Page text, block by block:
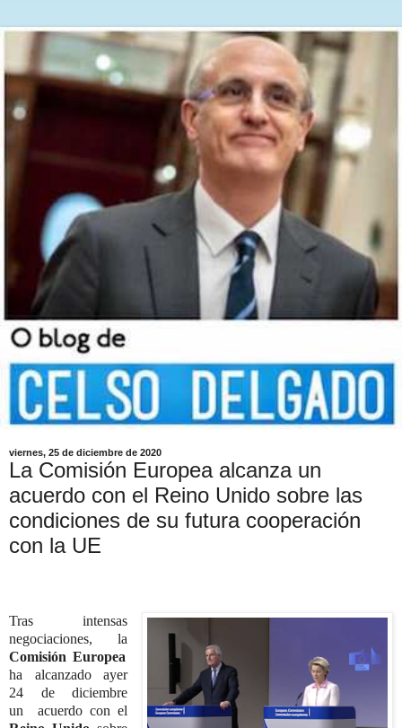
viernes, 25 de diciembre de 2020
La Comisión Europea alcanza un
acuerdo con el Reino Unido sobre las
condiciones de su futura cooperación
con la UE
Tras intensas
negociaciones, la
Comisión Europea
ha alcanzado ayer
24 de diciembre
un acuerdo con el